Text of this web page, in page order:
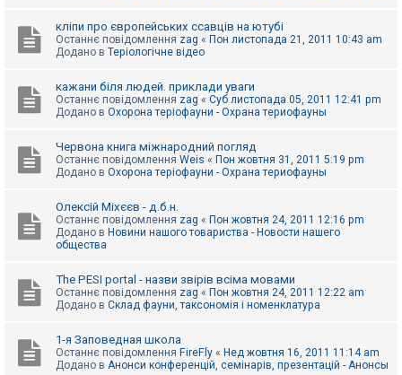
кліпи про європейських ссавців на ютубі
Останнє повідомлення zag « Пон листопада 21, 2011 10:43 am
Додано в Теріологічне відео
кажани біля людей. приклади уваги
Останнє повідомлення zag « Суб листопада 05, 2011 12:41 pm
Додано в Охорона теріофауни - Охрана териофауны
Червона книга міжнародний погляд
Останнє повідомлення Weis « Пон жовтня 31, 2011 5:19 pm
Додано в Охорона теріофауни - Охрана териофауны
Олексій Міхєєв - д.б.н.
Останнє повідомлення zag « Пон жовтня 24, 2011 12:16 pm
Додано в Новини нашого товариства - Новости нашего
общества
The PESI portal - назви звірів всіма мовами
Останнє повідомлення zag « Пон жовтня 24, 2011 12:22 am
Додано в Склад фауни, таксономія і номенклатура
1-я Заповедная школа
Останнє повідомлення FireFly « Нед жовтня 16, 2011 11:14 am
Додано в Анонси конференцій, семінарів, презентацій - Анонсы